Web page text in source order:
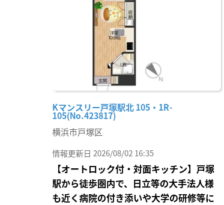
Kマンスリー戸塚駅北 105・1R-
105(No.423817)
横浜市戸塚区
情報更新日 2026/08/02 16:35
【オートロック付・対面キッチン】戸塚
駅から徒歩圏内で、日立等の大手法人様
も近く病院の付き添いや大学の研修等に